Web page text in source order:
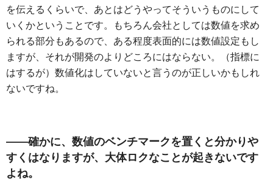
を伝えるくらいで、あとはどうやってそういうものにして
いくかということです。もちろん会社としては数値を求め
られる部分もあるので、ある程度表面的には数値設定もし
ますが、それが開発のよりどころにはならない。（指標に
はするが）数値化はしていないと言うのが正しいかもしれ
ないですね。
――確かに、数値のベンチマークを置くと分かりや
すくはなりますが、大体ロクなことが起きないです
よね。